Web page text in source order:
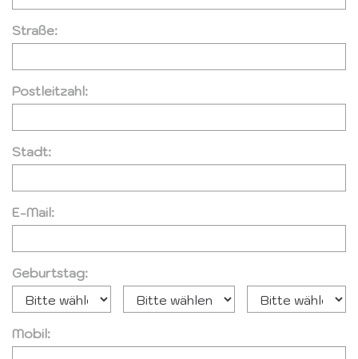
Straße:
Postleitzahl:
Stadt:
E-Mail:
Geburtstag:
Mobil: